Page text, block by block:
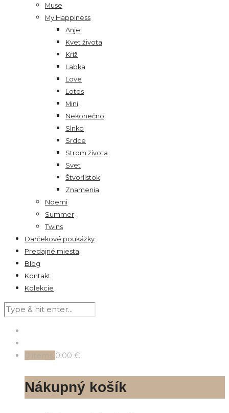
Muse
My Happiness
Anjel
Kvet života
Kríž
Labka
Love
Lotos
Mini
Nekonečno
Slnko
Srdce
Strom života
Svet
Štvorlístok
Znamenia
Noemi
Summer
Twins
Darčekové poukážky
Predajné miesta
Blog
Kontakt
Kolekcie
0 items 0.00 €
Nákupný košík